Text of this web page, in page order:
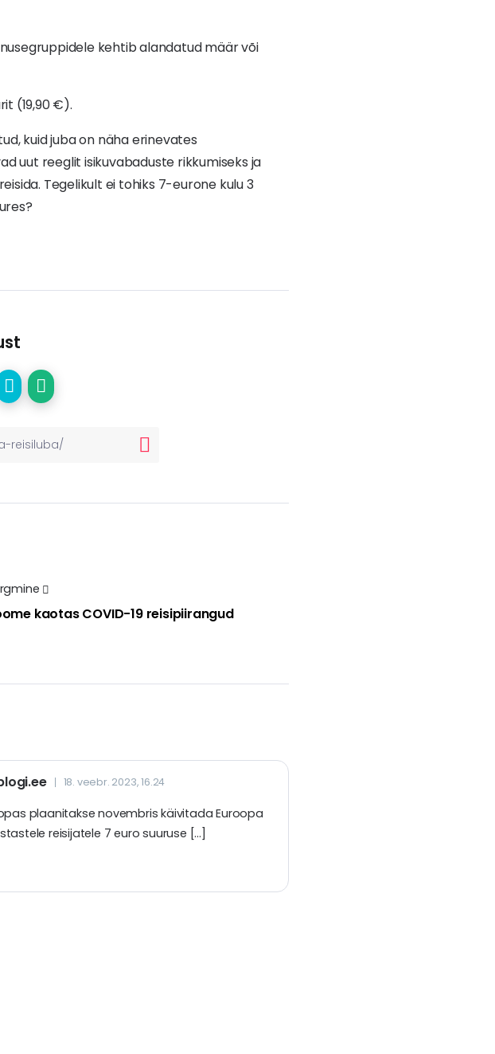
kehtib alandatud määr või
(19,90 €).
kuid juba on näha erinevates
uut reeglit isikuvabaduste rikkumiseks ja
Tegelikult ei tohiks 7-eurone kulu 3
kaotas COVID-19 reisipiirangud
18. veebr. 2023, 16.24
plaanitakse novembris käivitada Euroopa
reisijatele 7 euro suuruse […]